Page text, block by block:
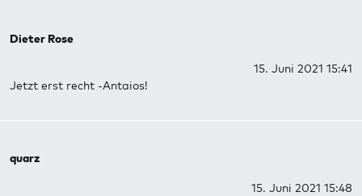
Dieter Rose
15. Juni 2021 15:41
Jetzt erst recht -Antaios!
quarz
15. Juni 2021 15:48